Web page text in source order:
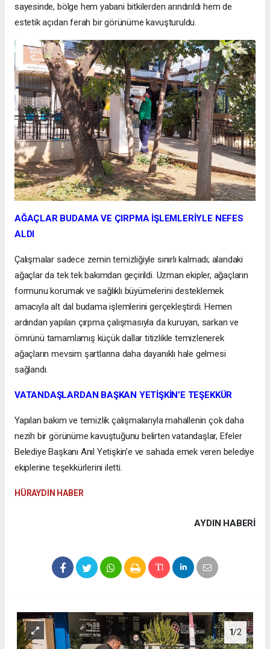
sayesinde, bölge hem yabani bitkilerden arındırıldı hem de
estetik açıdan ferah bir görünüme kavuşturuldu.
AĞAÇLAR BUDAMA VE ÇIRPMA İŞLEMLERİYLE NEFES
ALDI
Çalışmalar sadece zemin temizliğiyle sınırlı kalmadı; alandaki
ağaçlar da tek tek bakımdan geçirildi. Uzman ekipler, ağaçların
formunu korumak ve sağlıklı büyümelerini desteklemek
amacıyla alt dal budama işlemlerini gerçekleştirdi. Hemen
ardından yapılan çırpma çalışmasıyla da kuruyan, sarkan ve
ömrünü tamamlamış küçük dallar titizlikle temizlenerek
ağaçların mevsim şartlarına daha dayanıklı hale gelmesi
sağlandı.
VATANDAŞLARDAN BAŞKAN YETİŞKİN’E TEŞEKKÜR
Yapılan bakım ve temizlik çalışmalarıyla mahallenin çok daha
nezih bir görünüme kavuştuğunu belirten vatandaşlar, Efeler
Belediye Başkanı Anıl Yetişkin’e ve sahada emek veren belediye
ekiplerine teşekkürlerini iletti.
HÜRAYDIN HABER
AYDIN HABERİ
1/2